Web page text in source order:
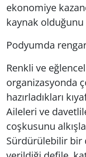
ekonomiye
kaynak olduğunu
Podyumda
Renkli ve
organizasyonda
hazırladıkları
Aileleri ve
coşkusunu
Sürdürülebilir bir